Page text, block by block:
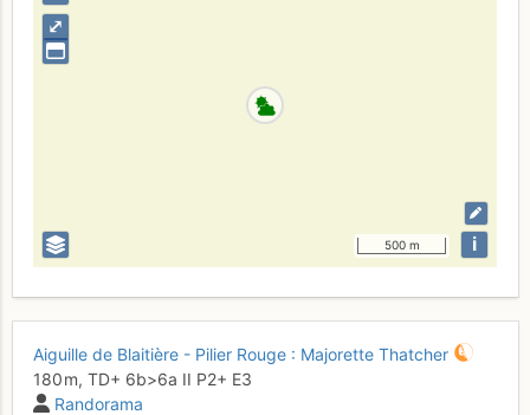
⤢
500 m i
Aiguille de Blaitière - Pilier Rouge : Majorette Thatcher
180 m, TD+ 6b>6a II P2+ E3
Randorama